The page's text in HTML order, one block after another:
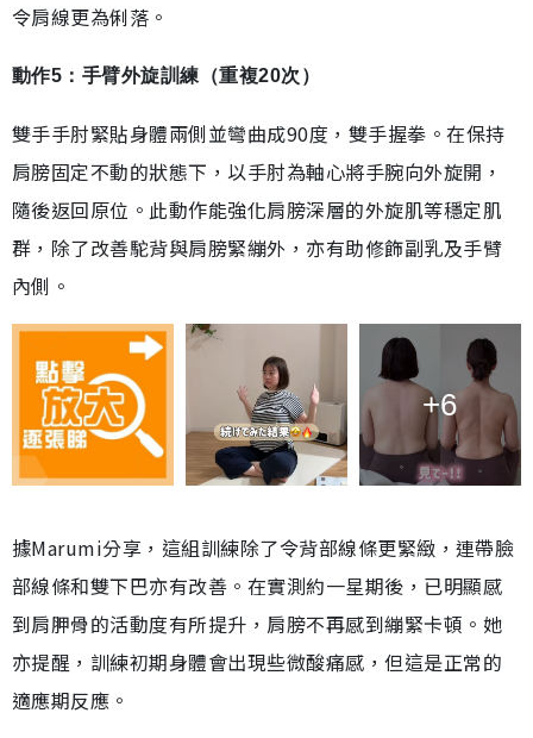
令肩線更為俐落。
動作5：手臂外旋訓練（重複20次）
雙手手肘緊貼身體兩側並彎曲成90度，雙手握拳。在保持
肩膀固定不動的狀態下，以手肘為軸心將手腕向外旋開，
隨後返回原位。此動作能強化肩膀深層的外旋肌等穩定肌
群，除了改善駝背與肩膀緊繃外，亦有助修飾副乳及手臂
內側。
+6
據Marumi分享，這組訓練除了令背部線條更緊緻，連帶臉
部線條和雙下巴亦有改善。在實測約一星期後，已明顯感
到肩胛骨的活動度有所提升，肩膀不再感到繃緊卡頓。她
亦提醒，訓練初期身體會出現些微酸痛感，但這是正常的
適應期反應。